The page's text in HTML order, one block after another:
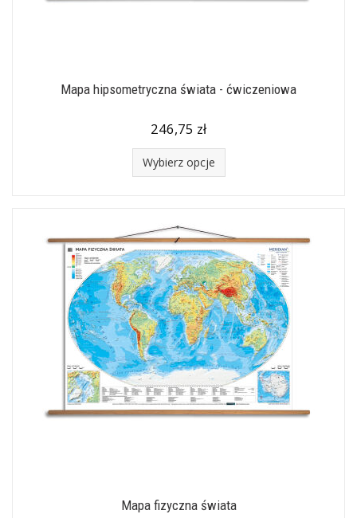
Mapa hipsometryczna świata - ćwiczeniowa
246,75 zł
Wybierz opcje
Mapa fizyczna świata